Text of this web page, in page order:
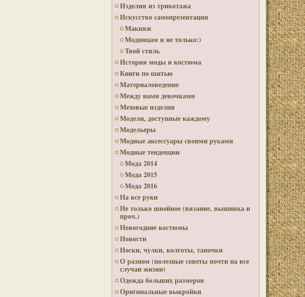
Изделия из трикотажа
Искусство самопрезентации
Макияж
Модницам и не только:)
Твой стиль
История моды и костюма
Книги по шитью
Материаловедение
Между нами девочками
Меховые изделия
Модели, доступные каждому
Модельеры
Модные аксессуары своими руками
Модные тенденции
Мода 2014
Мода 2015
Мода 2016
На все руки
Не только швейное (вязание, вышивка и
проч.)
Новогодние костюмы
Новости
Носки, чулки, колготы, тапочки
О разном (полезные советы почти на все
случаи жизни)
Одежда больших размеров
Оригинальные выкройки